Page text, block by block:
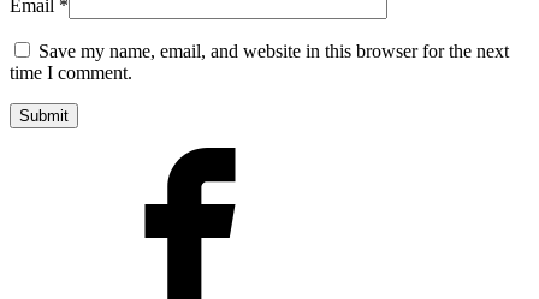
Email *
Save my name, email, and website in this browser for the next
time I comment.